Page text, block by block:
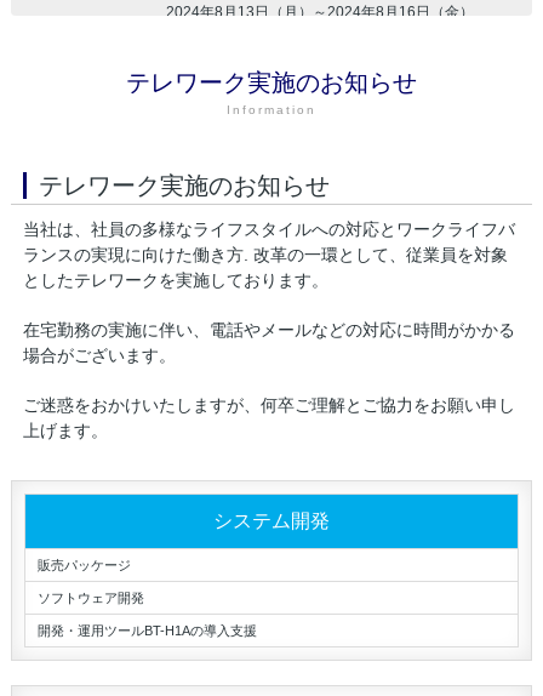
2024年8月13日（月）～2024年8月16日（金）
年末年始休業期間
2022年12月29日（金）～2024年1月4日（木）
2023年4月29日（土）～2023年5月7日（日）
2022/12/14
年末年始休業期間
2022年12月29日（木）～2023年1月4日（水）
2022/04/01
東京オフィス 開設いたしました。
2021/10/19
大阪オフィス 開設いたしました。
2021/08/04
8/13金 夏季休暇とさせていただきます。
2021/07/01
ホームページをリニューアルしました。
テレワーク実施のお知らせ
Information
テレワーク実施のお知らせ
当社は、社員の多様なライフスタイルへの対応とワークライフバ
ランスの実現に向けた働き方. 改革の一環として、従業員を対象
としたテレワークを実施しております。
在宅勤務の実施に伴い、電話やメールなどの対応に時間がかかる
場合がございます。
ご迷惑をおかけいたしますが、何卒ご理解とご協力をお願い申し
上げます。
システム開発
販売パッケージ
ソフトウェア開発
開発・運用ツールBT-H1Aの導入支援